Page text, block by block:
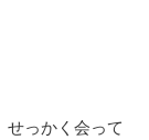
せっかく会って